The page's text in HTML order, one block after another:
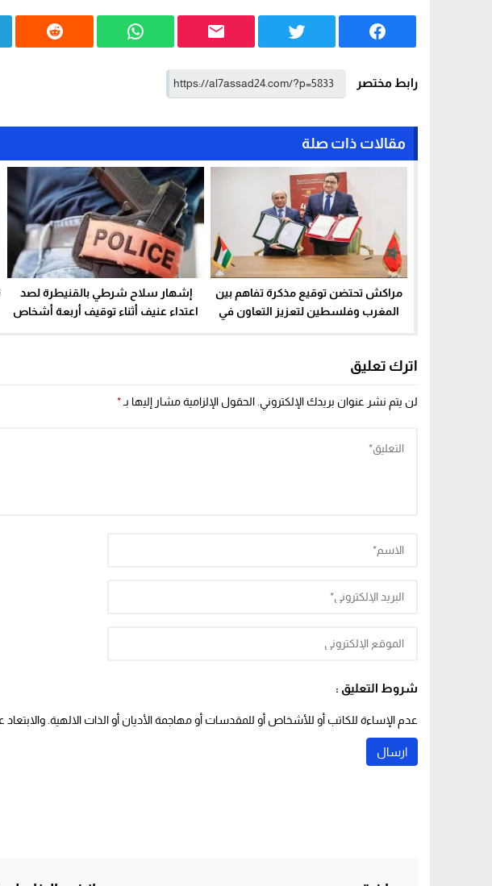
رابط مختصر
مقالات ذات صلة
مراكش تحتضن توقيع مذكرة تفاهم بين
المغرب وفلسطين لتعزيز التعاون في
إشهار سلاح شرطي بالقنيطرة لصد
اعتداء عنيف أثناء توقيف أربعة أشخاص
اترك تعليق
لن يتم نشر عنوان بريدك الإلكتروني. الحقول الإلزامية مشار إليها بـ *
شروط التعليق :
عدم الإساءة للكاتب أو للأشخاص أو للمقدسات أو مهاجمة الأديان أو الذات الالهية.